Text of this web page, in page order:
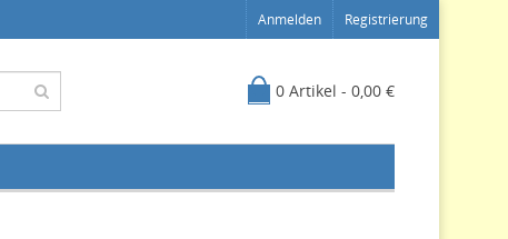
Anmelden Registrierung
0 Artikel - 0,00 €